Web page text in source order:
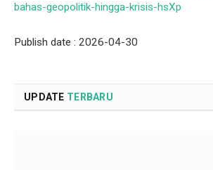
bahas-geopolitik-hingga-krisis-hsXp
Publish date : 2026-04-30
UPDATE TERBARU